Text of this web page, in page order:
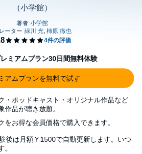
（小学館）
ミアムプラン30日間無料体験
アムプランを無料で試す
・ポッドキャスト・オリジナル作品など
作品が聴き放題。
をお得な会員価格で購入できます。
後は月額￥1500で自動更新します。いつ
。